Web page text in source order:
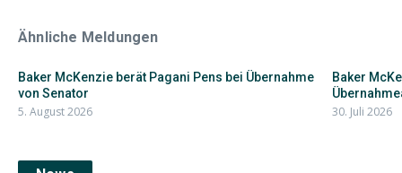
Ähnliche Meldungen
Baker McKenzie berät Pagani Pens bei Übernahme
von Senator
5. August 2026
Baker
30. Juli 2026